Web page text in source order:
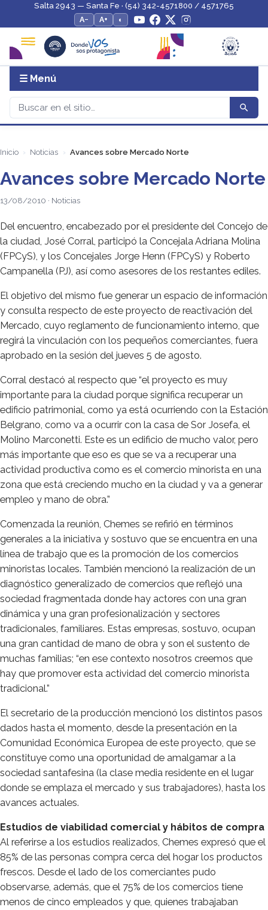
Salta 2943 — Santa Fe · (54) 342-4571800 / 4571765
A−
A+ ◐
☰ Menú
Inicio Noticias Avances sobre Mercado Norte
Avances sobre Mercado Norte
13/08/2010 · Noticias
Del encuentro, encabezado por el presidente del Concejo de
la ciudad, José Corral, participó la Concejala Adriana Molina
(FPCyS), y los Concejales Jorge Henn (FPCyS) y Roberto
Campanella (PJ), así como asesores de los restantes ediles.
El objetivo del mismo fue generar un espacio de información
y consulta respecto de este proyecto de reactivación del
Mercado, cuyo reglamento de funcionamiento interno, que
regirá la vinculación con los pequeños comerciantes, fuera
aprobado en la sesión del jueves 5 de agosto.
Corral destacó al respecto que “el proyecto es muy
importante para la ciudad porque significa recuperar un
edificio patrimonial, como ya está ocurriendo con la Estación
Belgrano, como va a ocurrir con la casa de Sor Josefa, el
Molino Marconetti. Este es un edificio de mucho valor, pero
más importante que eso es que se va a recuperar una
actividad productiva como es el comercio minorista en una
zona que está creciendo mucho en la ciudad y va a generar
empleo y mano de obra.”
Comenzada la reunión, Chemes se refirió en términos
generales a la iniciativa y sostuvo que se encuentra en una
línea de trabajo que es la promoción de los comercios
minoristas locales. También mencionó la realización de un
diagnóstico generalizado de comercios que reflejó una
sociedad fragmentada donde hay actores con una gran
dinámica y una gran profesionalización y sectores
tradicionales, familiares. Estas empresas, sostuvo, ocupan
una gran cantidad de mano de obra y son el sustento de
muchas familias; “en ese contexto nosotros creemos que
hay que promover esta actividad del comercio minorista
tradicional.”
El secretario de la producción mencionó los distintos pasos
dados hasta el momento, desde la presentación en la
Comunidad Económica Europea de este proyecto, que se
constituye como una oportunidad de amalgamar a la
sociedad santafesina (la clase media residente en el lugar
donde se emplaza el mercado y sus trabajadores), hasta los
avances actuales.
Estudios de viabilidad comercial y hábitos de compra
Al referirse a los estudios realizados, Chemes expresó que el
85% de las personas compra cerca del hogar los productos
frescos. Desde el lado de los comerciantes pudo
observarse, además, que el 75% de los comercios tiene
menos de cinco empleados y que, quienes trabajaban